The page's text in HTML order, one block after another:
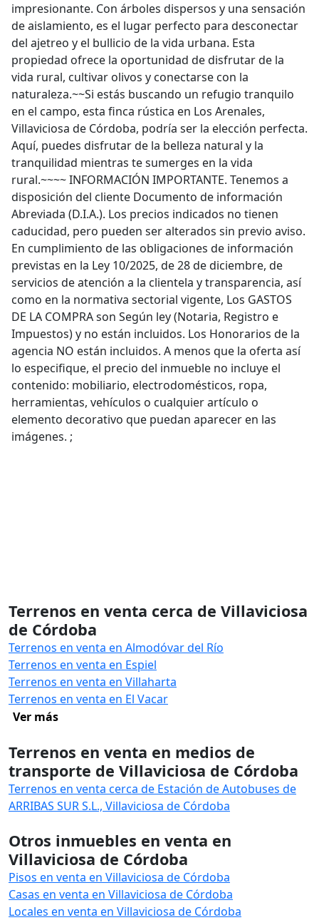
impresionante. Con árboles dispersos y una sensación
de aislamiento, es el lugar perfecto para desconectar
del ajetreo y el bullicio de la vida urbana. Esta
propiedad ofrece la oportunidad de disfrutar de la
vida rural, cultivar olivos y conectarse con la
naturaleza.~~Si estás buscando un refugio tranquilo
en el campo, esta finca rústica en Los Arenales,
Villaviciosa de Córdoba, podría ser la elección perfecta.
Aquí, puedes disfrutar de la belleza natural y la
tranquilidad mientras te sumerges en la vida
rural.~~~~ INFORMACIÓN IMPORTANTE. Tenemos a
disposición del cliente Documento de información
Abreviada (D.I.A.). Los precios indicados no tienen
caducidad, pero pueden ser alterados sin previo aviso.
En cumplimiento de las obligaciones de información
previstas en la Ley 10/2025, de 28 de diciembre, de
servicios de atención a la clientela y transparencia, así
como en la normativa sectorial vigente, Los GASTOS
DE LA COMPRA son Según ley (Notaria, Registro e
Impuestos) y no están incluidos. Los Honorarios de la
agencia NO están incluidos. A menos que la oferta así
lo especifique, el precio del inmueble no incluye el
contenido: mobiliario, electrodomésticos, ropa,
herramientas, vehículos o cualquier artículo o
elemento decorativo que puedan aparecer en las
imágenes. ;
Terrenos en venta cerca de Villaviciosa
de Córdoba
Terrenos en venta en Almodóvar del Río
Terrenos en venta en Espiel
Terrenos en venta en Villaharta
Terrenos en venta en El Vacar
Ver más
Terrenos en venta en medios de
transporte de Villaviciosa de Córdoba
Terrenos en venta cerca de Estación de Autobuses de
ARRIBAS SUR S.L., Villaviciosa de Córdoba
Otros inmuebles en venta en
Villaviciosa de Córdoba
Pisos en venta en Villaviciosa de Córdoba
Casas en venta en Villaviciosa de Córdoba
Locales en venta en Villaviciosa de Córdoba